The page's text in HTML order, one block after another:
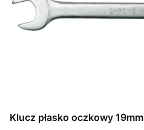
Klucz płasko oczkowy 19mm